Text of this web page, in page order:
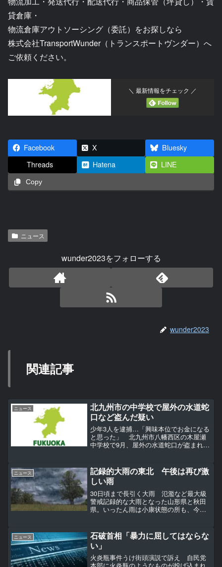
貸倉庫・
物流倉庫アウトソーシング（委託）をお探しなら
株式会社TransportWunder（トランスポートヴンダー）へ
ご依頼ください。
＼ 最新情報をチェック ／
Facebook X
Bluesky
Threads
Hatena LINE
Copy
ニュース
wunder2023をフォローする
wunder2023
関連記事
ニュース
北九州市の中学校で屋外の水道蛇
口など盗んだ疑い
少年3人を逮捕…「興味本位でお金になる
と思った」 北九州市八幡西区の木屋瀬
中学校で9月、屋外の水道蛇口が盗まれる
～16歳の少年3人を逮捕したと発表した。
【写真】福岡県...
ニュース
記録的大雨の東北 午後は再び激
しい雨
30日頃まで長引く大雨 氾濫など最大級
警戒記録的な大雨となった山形県と秋田
県。いったん雨は小康状態の所も、今日
る見込みです。大雨となった地域では、
少しの雨で...
ニュース
石破首相「暴力に屈してはならな
い」
火炎瓶事件うけ街頭演説で訴え 自民党